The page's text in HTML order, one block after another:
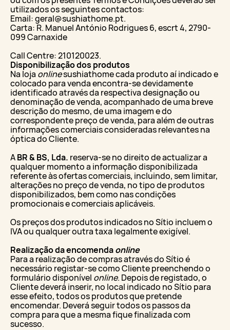
utilizados os seguintes contactos:
Email: geral@sushiathome.pt.
Carta: R. Manuel António Rodrigues 6, escrt 4, 2790-
099 Carnaxide
Call Centre: 210120023.
Disponibilização dos produtos
Na loja onlinesushiathome cada produto aí indicado e
colocado para venda encontra-se devidamente
identificado através da respectiva designação ou
denominação de venda, acompanhado de uma breve
descrição do mesmo, de uma imagem e do
correspondente preço de venda, para além de outras
informações comerciais consideradas relevantes na
óptica do Cliente.
ABR & BS, Lda. reserva-se no direito de actualizar a
qualquer momento a informação disponibilizada
referente às ofertas comerciais, incluindo, sem limitar,
alterações no preço de venda, no tipo de produtos
disponibilizados, bem como nas condições
promocionais e comerciais aplicáveis.
Os preços dos produtos indicados no Sítio incluem o
IVA ou qualquer outra taxa legalmente exigível.
Realização da encomendaonline
Para a realização de compras através do Sítio é
necessário registar-se como Cliente preenchendo o
formulário disponível online. Depois de registado, o
Cliente deverá inserir, no local indicado no Sítio para
esse efeito, todos os produtos que pretende
encomendar. Deverá seguir todos os passos da
compra para que a mesma fique finalizada com
sucesso.